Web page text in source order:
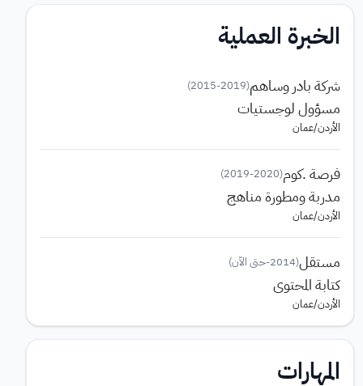
الخبرة العملية
شركة بادر وساهم(
2015-2019
)
مسؤول لوجستيات
الأردن/عمان
فرصة .كوم(
2019-2020
)
مدربة ومطورة مناهج
الأردن/عمان
مستقل(
2014
-حتى الآن)
كتابة المحتوى
الأردن/عمان
المهارات